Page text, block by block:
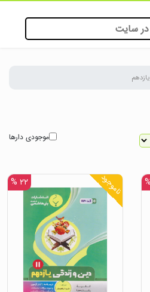
یازدهم
موجودی دارها
ناموجود ۲۲ %